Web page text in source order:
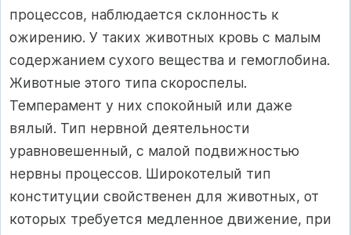
процессов, наблюдается склонность к
ожирению. У таких животных кровь с малым
содержанием сухого вещества и гемоглобина.
Животные этого типа скороспелы.
Темперамент у них спокойный или даже
вялый. Тип нервной деятельности
уравновешенный, с малой подвижностью
нервны процессов. Широкотелый тип
конституции свойственен для животных, от
которых требуется медленное движение, при